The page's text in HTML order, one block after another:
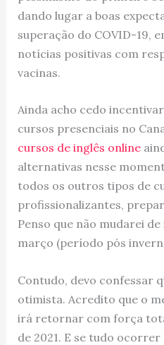
dando lugar a boas
superação do COVID-19,
notícias positivas com
vacinas.
Ainda acho cedo
cursos presenciais no
cursos de inglês online
alternativas nesse
todos os outros tipos de
profissionalizantes,
Penso que não mudarei
março (período pós
Contudo, devo confessar
otimista. Acredito que o
irá retornar com força
de 2021. E se tudo